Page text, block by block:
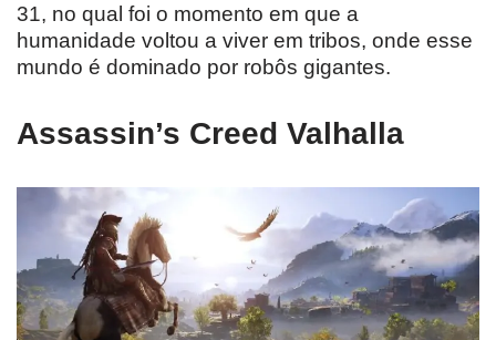
31, no qual foi o momento em que a
humanidade voltou a viver em tribos, onde esse
mundo é dominado por robôs gigantes.
Assassin’s Creed Valhalla